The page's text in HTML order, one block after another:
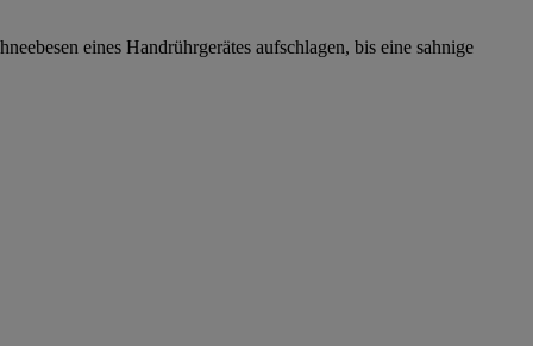
eines Handrührgerätes aufschlagen, bis eine sahnige